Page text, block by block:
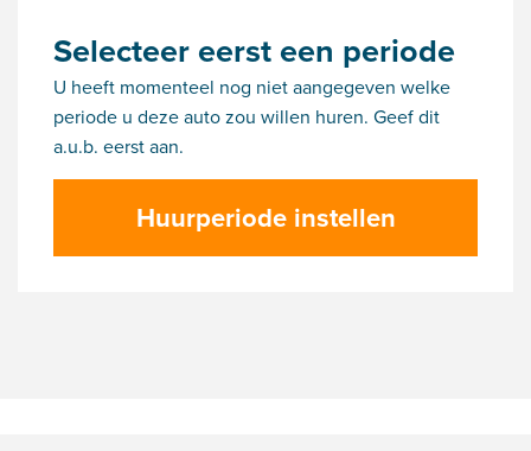
Selecteer eerst een periode
U heeft momenteel nog niet aangegeven welke
periode u deze auto zou willen huren. Geef dit
a.u.b. eerst aan.
Huurperiode instellen